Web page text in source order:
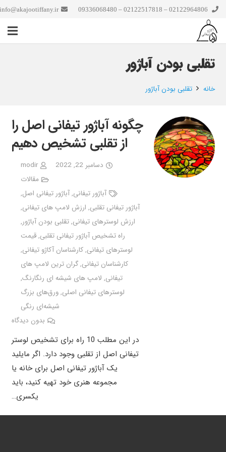
تقلبی بودن آباژور
خانه تقلبی بودن آباژور
چگونه آباژور تیفانی اصل را
از تقلبی تشخیص دهیم
دسامبر 22, 2022
modir
مقالات
آباژور تیفانی,آباژور تیفانی اصل,
آباژور تیفانی تقلبی, ارزش لامپ های تیفانی,
ارزش لوسترهای تیفانی,تقلبی بودن آباژور,
راه تشخیص آباژور تیفانی تقلبی,قیمت
لوسترهای تیفانی,کارشناسان آکاژو تیفانی,
کارشناسان تیفانی,گران ترین لامپ های
تیفانی, لامپ های شیشه ای رنگارنگ,
لوسترهای تیفانی اصلی,ورق‌های بزرگ
شیشه‌ای رنگی
بدون دیدگاه
در این مطلب 10 راه برای تشخیص لوستر
تیفانی اصل از تقلبی وجود دارد. اگر مایلید
یک آباژور تیفانی اصل برای خانه یا
مجموعه هنری خود تهیه کنید، باید
یکسری…